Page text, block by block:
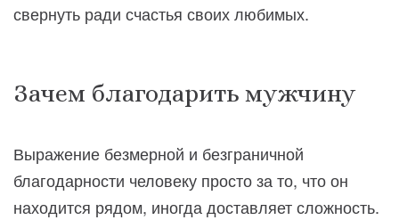
свернуть ради счастья своих любимых.
Зачем благодарить мужчину
Выражение безмерной и безграничной
благодарности человеку просто за то, что он
находится рядом, иногда доставляет сложность.